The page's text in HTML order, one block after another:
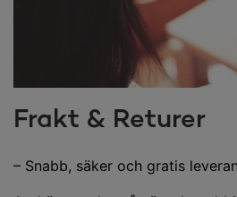
Frakt & Returer
– Snabb, säker och gratis